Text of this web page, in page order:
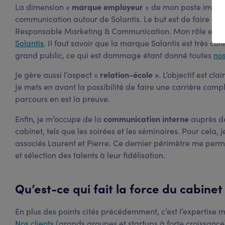
La dimension « marque employeur » de mon poste
communication autour de Solantis. Le but est de faire
Responsable Marketing & Communication. Mon rôle est
Solantis. Il faut savoir que la marque Solantis est très
grand public, ce qui est dommage étant donné toutes
Je gère aussi l’aspect « relation-école ». L’objectif est
Je mets en avant la possibilité de faire une carrière
parcours en est la preuve.
Enfin, je m’occupe de la communication interne auprès
cabinet, tels que les soirées et les séminaires. Pour
associés Laurent et Pierre. Ce dernier périmètre me
et sélection des talents à leur fidélisation.
Qu’est-ce qui fait la force du
En plus des points cités précédemment, c’est